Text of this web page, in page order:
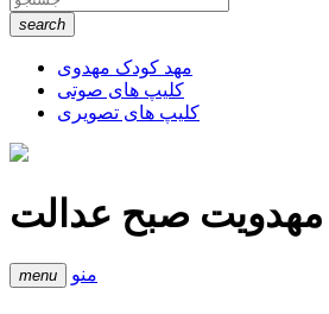
search
مهد کودک مهدوی
کلیپ های صوتی
کلیپ های تصویری
مهدویت صبح عدالت
menu منو